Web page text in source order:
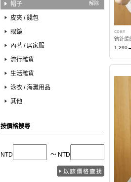
帽子
解除
皮夾 / 錢包
眼鏡
內著 / 居家服
流行雜貨
生活雜貨
泳衣 / 海灘用品
其他
按價格搜尋
NTD 〜 NTD
coen
鉤針編
1,290→